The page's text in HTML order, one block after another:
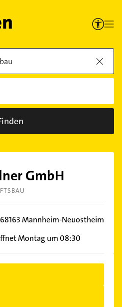
GmbH
68163Mannheim-Neuostheim
Montag um 08:30